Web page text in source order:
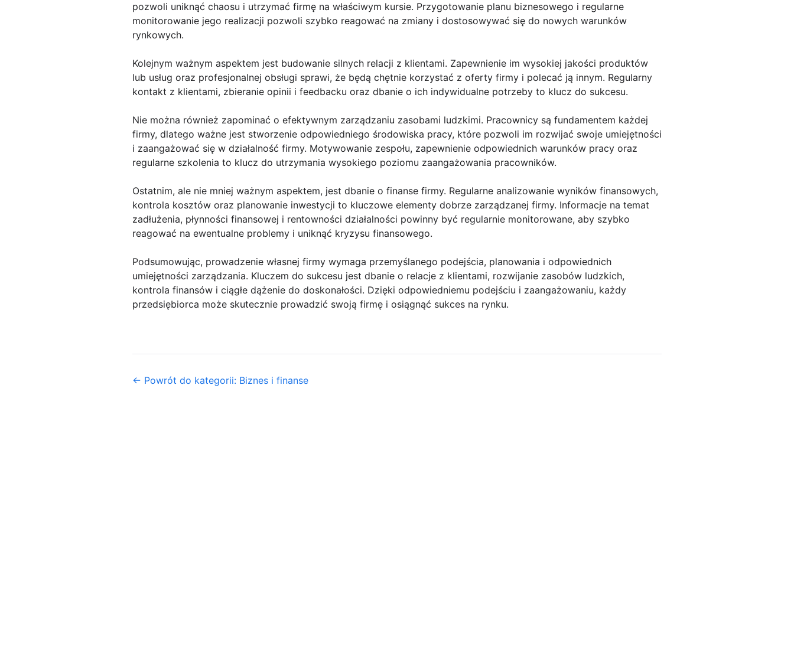
pozwoli uniknąć chaosu i utrzymać firmę na właściwym kursie. Przygotowanie planu biznesowego i regularne
monitorowanie jego realizacji pozwoli szybko reagować na zmiany i dostosowywać się do nowych warunków
rynkowych.
Kolejnym ważnym aspektem jest budowanie silnych relacji z klientami. Zapewnienie im wysokiej jakości produktów
lub usług oraz profesjonalnej obsługi sprawi, że będą chętnie korzystać z oferty firmy i polecać ją innym. Regularny
kontakt z klientami, zbieranie opinii i feedbacku oraz dbanie o ich indywidualne potrzeby to klucz do sukcesu.
Nie można również zapominać o efektywnym zarządzaniu zasobami ludzkimi. Pracownicy są fundamentem każdej
firmy, dlatego ważne jest stworzenie odpowiedniego środowiska pracy, które pozwoli im rozwijać swoje umiejętności
i zaangażować się w działalność firmy. Motywowanie zespołu, zapewnienie odpowiednich warunków pracy oraz
regularne szkolenia to klucz do utrzymania wysokiego poziomu zaangażowania pracowników.
Ostatnim, ale nie mniej ważnym aspektem, jest dbanie o finanse firmy. Regularne analizowanie wyników finansowych,
kontrola kosztów oraz planowanie inwestycji to kluczowe elementy dobrze zarządzanej firmy. Informacje na temat
zadłużenia, płynności finansowej i rentowności działalności powinny być regularnie monitorowane, aby szybko
reagować na ewentualne problemy i uniknąć kryzysu finansowego.
Podsumowując, prowadzenie własnej firmy wymaga przemyślanego podejścia, planowania i odpowiednich
umiejętności zarządzania. Kluczem do sukcesu jest dbanie o relacje z klientami, rozwijanie zasobów ludzkich,
kontrola finansów i ciągłe dążenie do doskonałości. Dzięki odpowiedniemu podejściu i zaangażowaniu, każdy
przedsiębiorca może skutecznie prowadzić swoją firmę i osiągnąć sukces na rynku.
← Powrót do kategorii: Biznes i finanse